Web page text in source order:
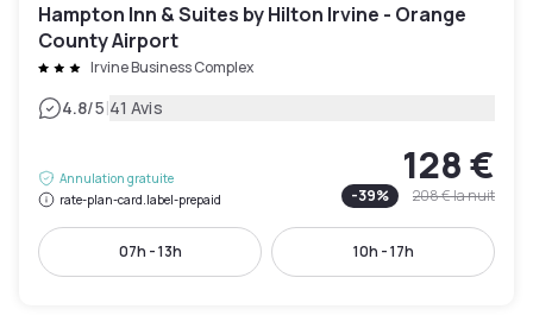
Hampton Inn & Suites by Hilton Irvine - Orange
County Airport
Irvine Business Complex
4.8/5|41 Avis
Annulation gratuite
rate-plan-card.label-prepaid
128 €
-39% 208 €la nuit
07h - 13h 10h - 17h